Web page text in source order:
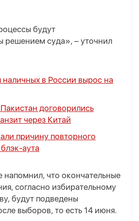
будут
решением суда», – уточнил
в России вырос на
договорились
через Китай
причину повторного
аута
что окончательные
согласно избирательному
будут подведены
выборов, то есть 14 июня.